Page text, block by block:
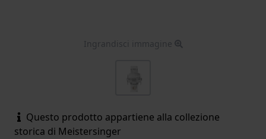
Ingrandisci immagine
Questo prodotto appartiene alla collezione
storica di Meistersinger